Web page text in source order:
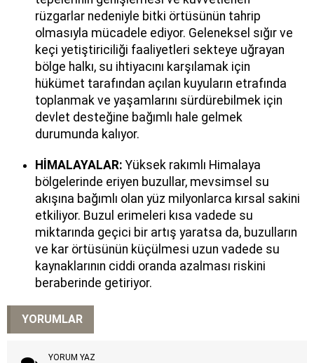
rüzgarlar nedeniyle bitki örtüsünün tahrip
olmasıyla mücadele ediyor. Geleneksel sığır ve
keçi yetiştiriciliği faaliyetleri sekteye uğrayan
bölge halkı, su ihtiyacını karşılamak için
hükümet tarafından açılan kuyuların etrafında
toplanmak ve yaşamlarını sürdürebilmek için
devlet desteğine bağımlı hale gelmek
durumunda kalıyor.
HİMALAYALAR: Yüksek rakımlı Himalaya
bölgelerinde eriyen buzullar, mevsimsel su
akışına bağımlı olan yüz milyonlarca kırsal sakini
etkiliyor. Buzul erimeleri kısa vadede su
miktarında geçici bir artış yaratsa da, buzulların
ve kar örtüsünün küçülmesi uzun vadede su
kaynaklarının ciddi oranda azalması riskini
beraberinde getiriyor.
YORUMLAR
YORUM YAZ